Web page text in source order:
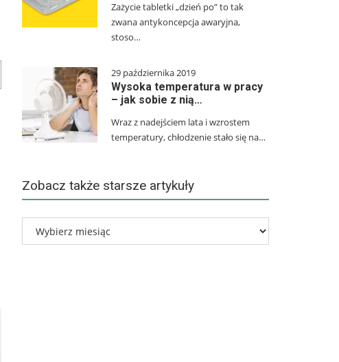
Zażycie tabletki „dzień po” to tak
zwana antykoncepcja awaryjna,
stoso…
29 października 2019
Wysoka temperatura w pracy
– jak sobie z nią…
Wraz z nadejściem lata i wzrostem
temperatury, chłodzenie stało się na…
Zobacz także starsze artykuły
także